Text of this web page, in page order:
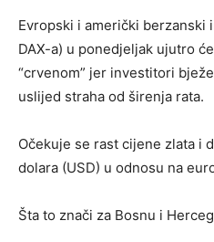
Evropski i američki berzanski
DAX-a) u ponedjeljak ujutro
“crvenom” jer investitori
uslijed straha od širenja rata.
Očekuje se rast cijene zlata i
dolara (USD) u odnosu na
Šta to znači za Bosnu i